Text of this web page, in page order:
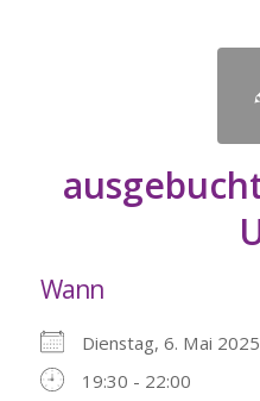
Wann
Dienstag, 6. Mai
19:30 - 22:00